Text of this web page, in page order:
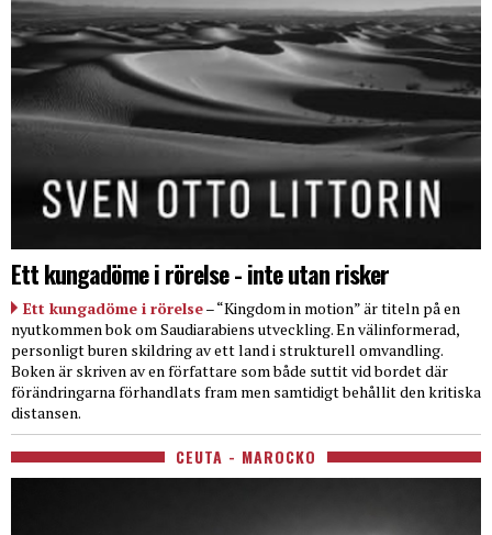
Ett kungadöme i rörelse - inte utan risker
Ett kungadöme i rörelse– “Kingdom in motion” är titeln på en
nyutkommen bok om Saudiarabiens utveckling. En välinformerad,
personligt buren skildring av ett land i strukturell omvandling.
Boken är skriven av en författare som både suttit vid bordet där
förändringarna förhandlats fram men samtidigt behållit den kritiska
distansen.
CEUTA - MAROCKO